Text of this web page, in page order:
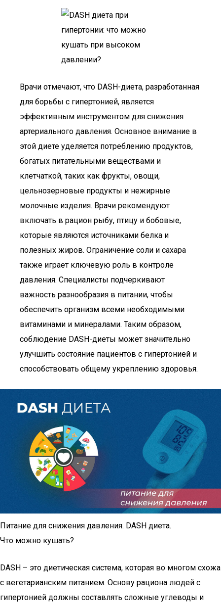
Врачи отмечают, что DASH-диета, разработанная
для борьбы с гипертонией, является
эффективным инструментом для снижения
артериального давления. Основное внимание в
этой диете уделяется потреблению продуктов,
богатых питательными веществами и
клетчаткой, таких как фрукты, овощи,
цельнозерновые продукты и нежирные
молочные изделия. Врачи рекомендуют
включать в рацион рыбу, птицу и бобовые,
которые являются источниками белка и
полезных жиров. Ограничение соли и сахара
также играет ключевую роль в контроле
давления. Специалисты подчеркивают
важность разнообразия в питании, чтобы
обеспечить организм всеми необходимыми
витаминами и минералами. Таким образом,
соблюдение DASH-диеты может значительно
улучшить состояние пациентов с гипертонией и
способствовать общему укреплению здоровья.
Питание для снижения давления. DASH диета.
Что можно кушать?
DASH – это диетическая система, которая во многом схожа
с вегетарианским питанием. Основу рациона людей с
гипертонией должны составлять сложные углеводы и